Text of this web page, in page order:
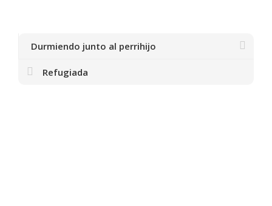
Durmiendo junto al perrihijo
Refugiada